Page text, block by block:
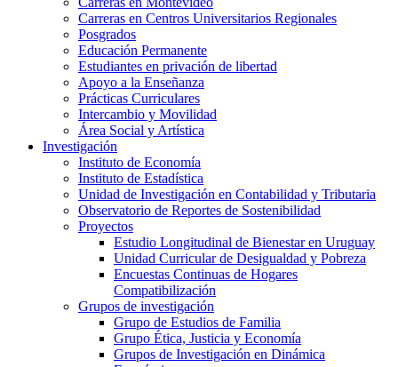
Carreras en Centros Universitarios Regionales
Posgrados
Educación Permanente
Estudiantes en privación de libertad
Apoyo a la Enseñanza
Prácticas Curriculares
Intercambio y Movilidad
Área Social y Artística
Investigación
Instituto de Economía
Instituto de Estadística
Unidad de Investigación en Contabilidad y Tributaria
Observatorio de Reportes de Sostenibilidad
Proyectos
Estudio Longitudinal de Bienestar en Uruguay
Unidad Curricular de Desigualdad y Pobreza
Encuestas Continuas de Hogares
Compatibilización
Grupos de investigación
Grupo de Estudios de Familia
Grupo Ética, Justicia y Economía
Grupos de Investigación en Dinámica